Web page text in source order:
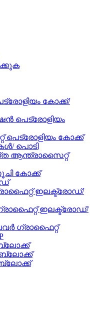
കോക്ക്/
പെട്രോളിയം
പെട്രോളിയം കോക്ക്
പൊടി
ആന്ത്രാസൈറ്റ്
കോക്ക്
ഇലക്ട്രോഡ്/
ഇലക്ട്രോഡ്/
ഗ്രാഫൈറ്റ്